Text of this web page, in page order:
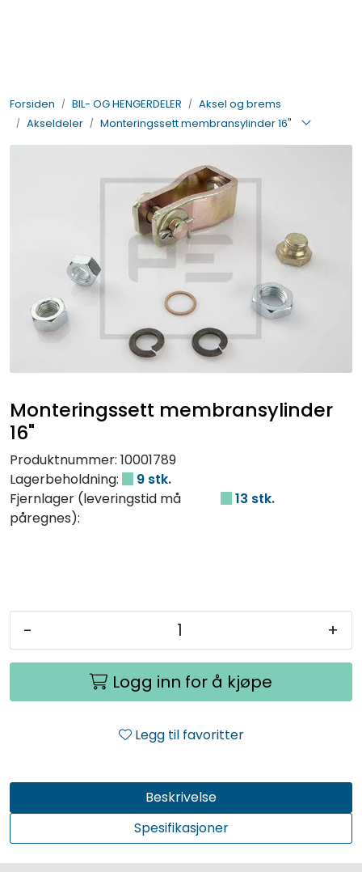
Forsiden BIL- OG HENGERDELER
Aksel og brems
Akseldeler
Monteringssett membransylinder 16"
Monteringssett membransylinder
16"
Produktnummer: 10001789
Lagerbeholdning:
9 stk.
Fjernlager (leveringstid må
påregnes):
13 stk.
- +
Logg inn for å kjøpe
Legg til favoritter
Beskrivelse
Spesifikasjoner
ELEKTRISK
PÅBYGG OG CHASSIS
KONTAKT OSS
TILBUD